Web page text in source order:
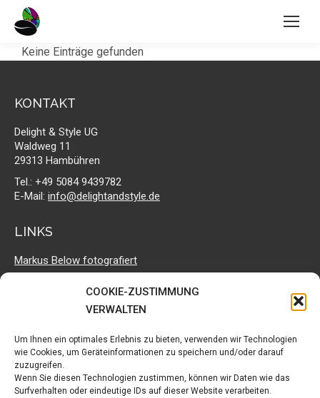
COOKIE-ZUSTIMMUNG
VERWALTEN
Um Ihnen ein optimales Erlebnis zu bieten, verwenden wir Technologien
wie Cookies, um Geräteinformationen zu speichern und/oder darauf
zuzugreifen.
Wenn Sie diesen Technologien zustimmen, können wir Daten wie das
Surfverhalten oder eindeutige IDs auf dieser Website verarbeiten.
Keine Einträge gefunden
KONTAKT
Delight & Style UG
Waldweg 11
29313 Hambühren
Tel.: +49 5084 9439782
E-Mail: info@delightandstyle.de
LINKS
Markus Below fotografiert
Delight & Style bei facebook
VERTRAG WIDERRUFEN